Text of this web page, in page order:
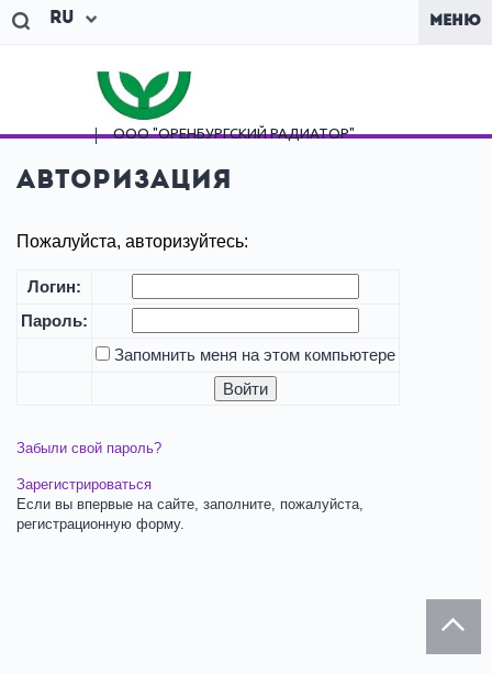
Ru МЕНЮ
ООО "ОРЕНБУРГСКИЙРАДИАТОР"
Авторизация
Пожалуйста, авторизуйтесь:
Логин:
Пароль:
Запомнить меня на этом компьютере
Забыли свой пароль?
Зарегистрироваться
Если вы впервые на сайте, заполните, пожалуйста,
регистрационную форму.